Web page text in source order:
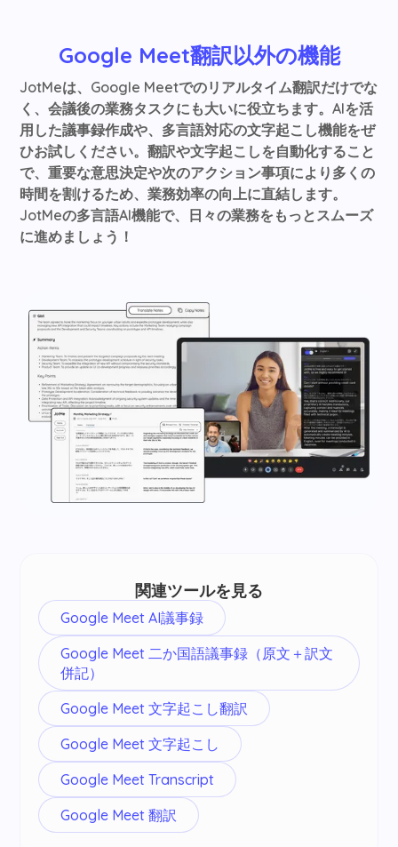
Google Meet翻訳以外の機能
JotMeは、Google Meetでのリアルタイム翻訳だけでな
く、会議後の業務タスクにも大いに役立ちます。AIを活
用した議事録作成や、多言語対応の文字起こし機能をぜ
ひお試しください。翻訳や文字起こしを自動化すること
で、重要な意思決定や次のアクション事項により多くの
時間を割けるため、業務効率の向上に直結します。
JotMeの多言語AI機能で、日々の業務をもっとスムーズ
に進めましょう！
関連ツールを見る
Google Meet AI議事録
Google Meet 二か国語議事録（原文＋訳文
併記）
Google Meet 文字起こし翻訳
Google Meet 文字起こし
Google Meet Transcript
Google Meet 翻訳